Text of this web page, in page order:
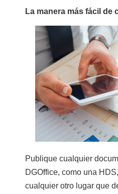
La manera más fácil de
Publique cualquier
DGOffice, como una
cualquier otro lugar que